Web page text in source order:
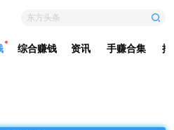
东方头条
综合赚钱 资讯 手赚合集 排